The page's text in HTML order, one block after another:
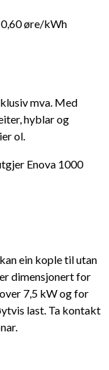
øre/kWh
mva. Med
hyblar og
ol.
Enova 1000
ein kople til utan
dimensjonert for
7,5 kW og for
last. Ta kontakt